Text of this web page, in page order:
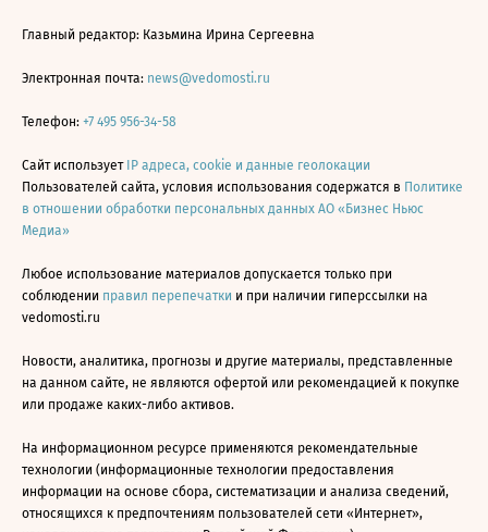
Главный редактор: Казьмина Ирина Сергеевна
Электронная почта: news@vedomosti.ru
Телефон: +7 495 956-34-58
Сайт использует IP адреса, cookie и данные геолокации
Пользователей сайта, условия использования содержатся в Политике
в отношении обработки персональных данных АО «Бизнес Ньюс
Медиа»
Любое использование материалов допускается только при
соблюдении правил перепечатки и при наличии гиперссылки на
vedomosti.ru
Новости, аналитика, прогнозы и другие материалы, представленные
на данном сайте, не являются офертой или рекомендацией к покупке
или продаже каких-либо активов.
На информационном ресурсе применяются рекомендательные
технологии (информационные технологии предоставления
информации на основе сбора, систематизации и анализа сведений,
относящихся к предпочтениям пользователей сети «Интернет»,